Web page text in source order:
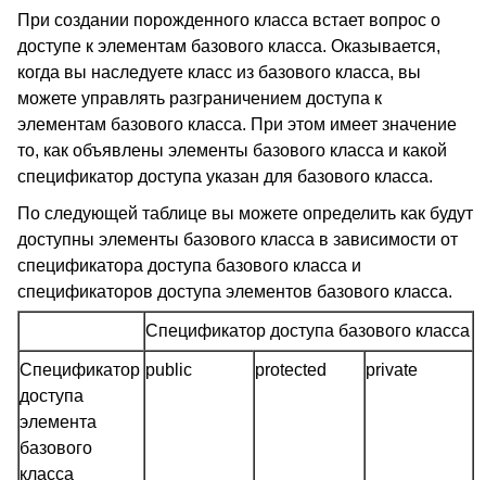
При создании порожденного класса встает вопрос о
доступе к элементам базового класса. Оказывается,
когда вы наследуете класс из базового класса, вы
можете управлять разграничением доступа к
элементам базового класса. При этом имеет значение
то, как объявлены элементы базового класса и какой
спецификатор доступа указан для базового класса.
По следующей таблице вы можете определить как будут
доступны элементы базового класса в зависимости от
спецификатора доступа базового класса и
спецификаторов доступа элементов базового класса.
Спецификатор доступа базового класса
Спецификатор
доступа
элемента
базового
класса
public protected private